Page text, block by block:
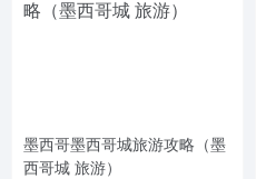
墨西哥墨西哥城旅游攻略（墨
西哥城 旅游）